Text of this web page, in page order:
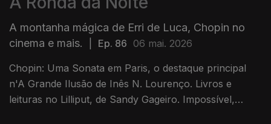
A montanha mágica de Erri de Luca, Chopin no
cinema e mais.
Ep. 86 06 mai. 2026
Chopin: Uma Sonata em Paris, o destaque principal
n'A Grande Ilusão de Inês N. Lourenço. Livros e
leituras no Lilliput, de Sandy Gageiro. Impossível,